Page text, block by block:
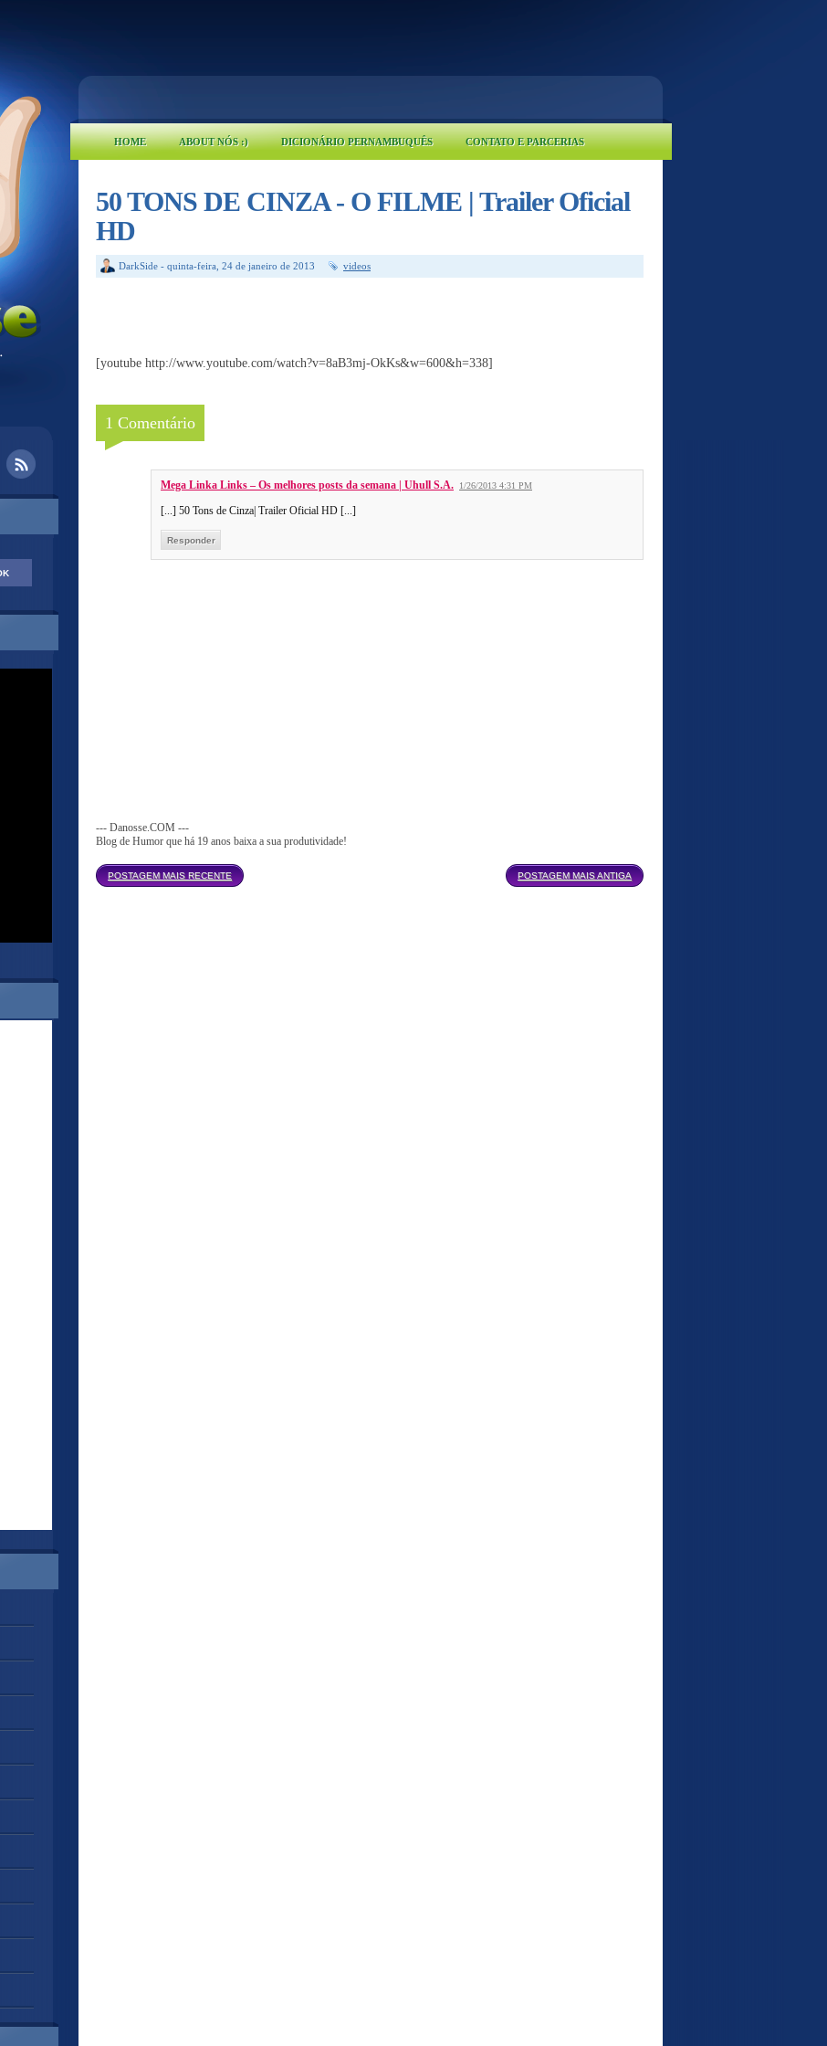
HOME ABOUT NÓS :) DICIONÁRIO PERNAMBUQUÊS CONTATO E PARCERIAS
50 TONS DE CINZA - O FILME | Trailer Oficial
HD
DarkSide - quinta-feira, 24 de janeiro de 2013 videos
[youtube http://www.youtube.com/watch?v=8aB3mj-OkKs&w=600&h=338]
1 Comentário
Mega Linka Links – Os melhores posts da semana | Uhull S.A. 1/26/2013 4:31 PM
[...] 50 Tons de Cinza| Trailer Oficial HD [...]
Responder
--- Danosse.COM ---
Blog de Humor que há 19 anos baixa a sua produtividade!
POSTAGEM MAIS RECENTE POSTAGEM MAIS ANTIGA